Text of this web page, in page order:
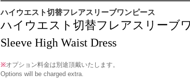
ハイウエスト切替フレアスリーブワンピース
ハイウエスト切替フレアスリーブ
Sleeve High Waist Dress
※オプション料金は別途頂戴いたします。
Options will be charged extra.